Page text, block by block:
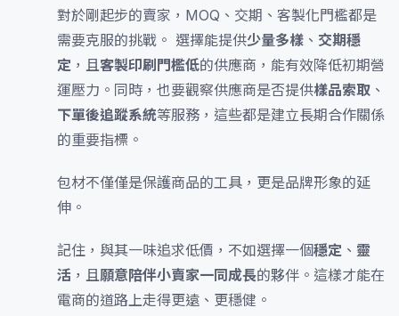
對於剛起步的賣家，MOQ、交期、客製化門檻都是
需要克服的挑戰。 選擇能提供少量多樣 、 交期穩
定 ，且客製印刷門檻低的供應商，能有效降低初期營
運壓力。同時，也要觀察供應商是否提供樣品索取 、
下單後追蹤系統等服務，這些都是建立長期合作關係
的重要指標。
包材不僅僅是保護商品的工具，更是品牌形象的延
伸。
記住，與其一味追求低價，不如選擇一個穩定 、 靈
活 ，且願意陪伴小賣家一同成長的夥伴。這樣才能在
電商的道路上走得更遠、更穩健。